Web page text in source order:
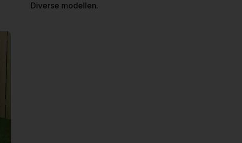
Diverse modellen.